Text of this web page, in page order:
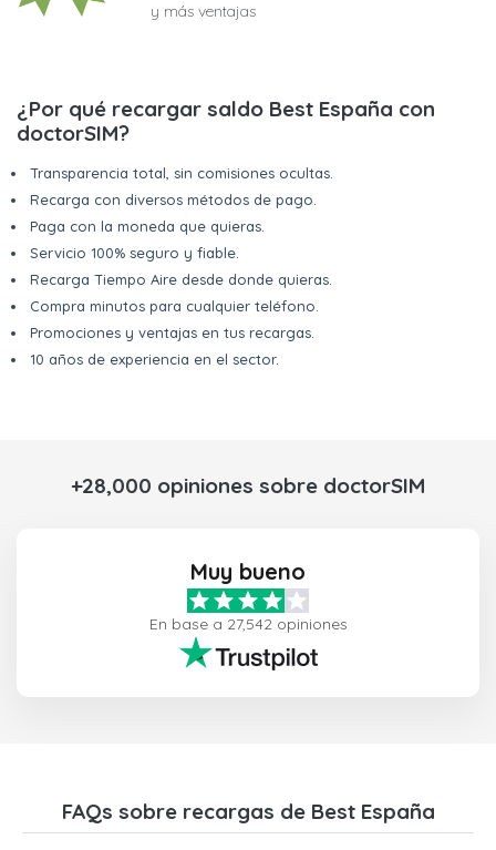
y más ventajas
¿Por qué recargar saldo Best España con
doctorSIM?
Transparencia total, sin comisiones ocultas.
Recarga con diversos métodos de pago.
Paga con la moneda que quieras.
Servicio 100% seguro y fiable.
Recarga Tiempo Aire desde donde quieras.
Compra minutos para cualquier teléfono.
Promociones y ventajas en tus recargas.
10 años de experiencia en el sector.
+28,000 opiniones sobre doctorSIM
Muy bueno
En base a 27,542 opiniones
FAQs sobre recargas de Best España